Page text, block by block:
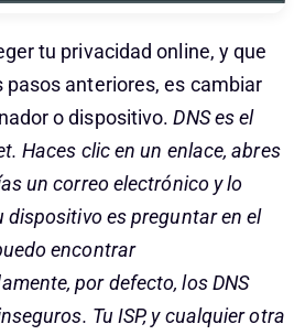
tu privacidad online, y que
pasos anteriores, es cambiar
o dispositivo.DNS es el
Haces clic en un enlace, abres
un correo electrónico y lo
dispositivo es preguntar en el
encontrar
por defecto, los DNS
Tu ISP, y cualquier otra